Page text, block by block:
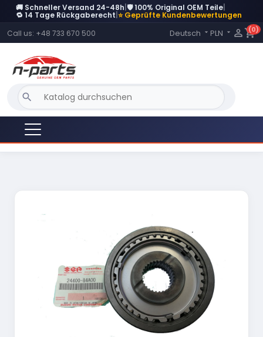
🚚 Schneller Versand 24-48h 🛡️ 100% Original OEM Teile
🔁 14 Tage Rückgaberecht ⭐ Geprüfte Kundenbewertungen
Call us: +48 733 670 500 Language:
Deutsch  PLN   shopping_cart
(0)
search